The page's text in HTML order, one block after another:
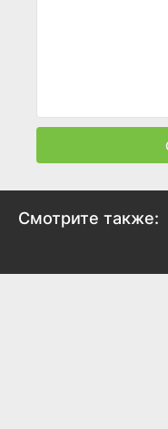
Смотрите также: